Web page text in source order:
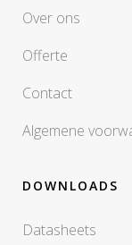
Over ons
Offerte
Contact
Algemene
DOWNLOADS
Datasheets